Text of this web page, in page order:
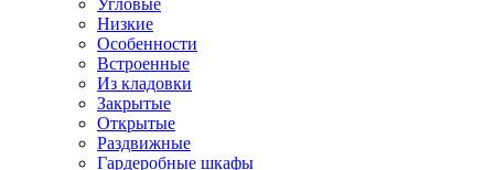
Угловые
Низкие
Особенности
Встроенные
Из кладовки
Закрытые
Открытые
Раздвижные
Гардеробные шкафы